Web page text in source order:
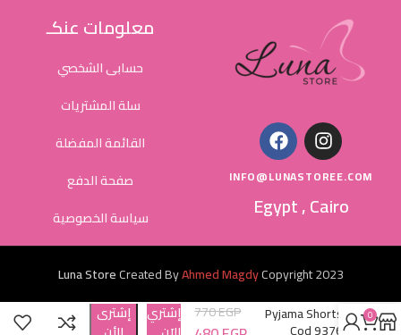
INFO@LUNASTOREE.COM
Egypt , Cairo
معلومات عنكـ
حسابى الشخصي
سلة المشتريات
القائمة المفضلة
صفحة الدفع
سياسة الخصوصية
Luna StoreCreated ByAhmed MagdyCopyright2023
Pyjama Shorts
770EGP
إشتري
إشترى
0